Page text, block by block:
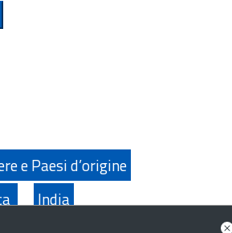
e Paesi d’origine
India